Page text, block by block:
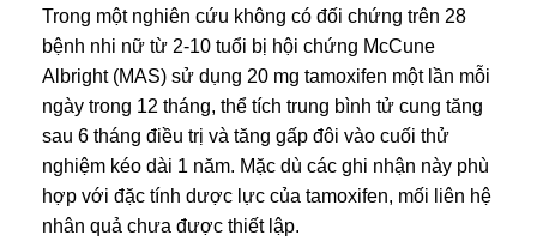
Trong một nghiên cứu không có đối chứng trên 28
bệnh nhi nữ từ 2-10 tuổi bị hội chứng McCune
Albright (MAS) sử dụng 20 mg tamoxifen một lần mỗi
ngày trong 12 tháng, thể tích trung bình tử cung tăng
sau 6 tháng điều trị và tăng gấp đôi vào cuối thử
nghiệm kéo dài 1 năm. Mặc dù các ghi nhận này phù
hợp với đặc tính dược lực của tamoxifen, mối liên hệ
nhân quả chưa được thiết lập.